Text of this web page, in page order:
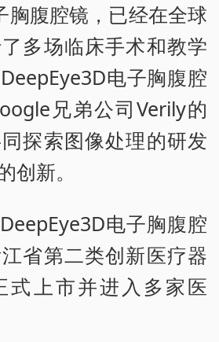
胸腹腔镜，已经在全球
多场临床手术和教学
电子胸腹腔
兄弟公司Verily的
探索图像处理的研发
创新。
电子胸腹腔
省第二类创新医疗器
式上市并进入多家医